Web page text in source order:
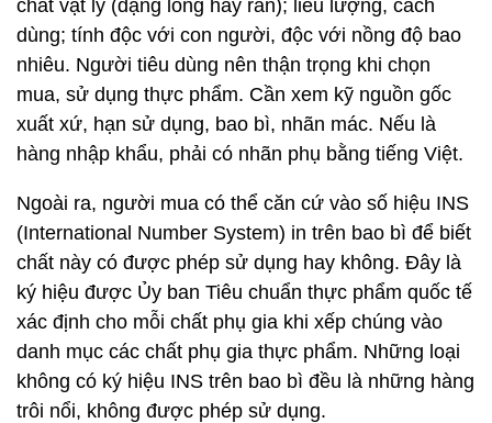
chất vật lý (dạng lỏng hay rắn); liều lượng, cách
dùng; tính độc với con người, độc với nồng độ bao
nhiêu. Người tiêu dùng nên thận trọng khi chọn
mua, sử dụng thực phẩm. Cần xem kỹ nguồn gốc
xuất xứ, hạn sử dụng, bao bì, nhãn mác. Nếu là
hàng nhập khẩu, phải có nhãn phụ bằng tiếng Việt.
Ngoài ra, người mua có thể căn cứ vào số hiệu INS
(International Number System) in trên bao bì để biết
chất này có được phép sử dụng hay không. Đây là
ký hiệu được Ủy ban Tiêu chuẩn thực phẩm quốc tế
xác định cho mỗi chất phụ gia khi xếp chúng vào
danh mục các chất phụ gia thực phẩm. Những loại
không có ký hiệu INS trên bao bì đều là những hàng
trôi nổi, không được phép sử dụng.